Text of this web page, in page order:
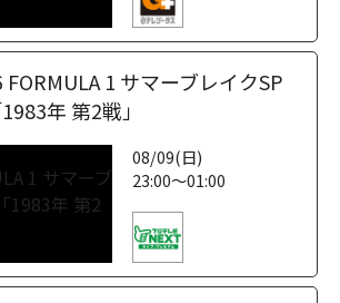
FORMULA 1 サマーブレイクSP
年 第2戦」
08/09(日)
23:00～01:00